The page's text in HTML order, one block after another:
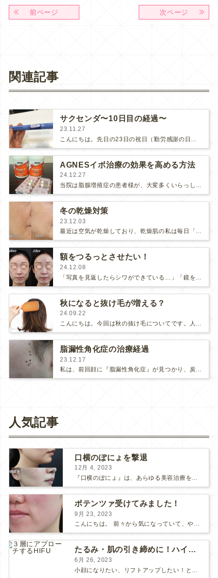
前ページ 次ページ
関連記事
サクセンダ〜10日目の経過〜
23.11.27
AGNESイボ治療の効果を高める方法
24.12.27
当院は脂腺増殖症の患者様が、大変多くいらっしゃいます。脂腺増殖症は、難治性のイボです。良性の腫瘍ですので、放っておいても平気です…
冬の乾燥対策
23.12.03
最近は空気が乾燥しており、乾燥肌の私は毎日「乾燥」と戦っています（笑）寒くて暖房もつけるので更に乾燥しますよね。乾燥しない保湿ク…
額をつるっとさせたい！
24.12.08
秋になると抜け毛が増える？
24.09.22
こんにちは。今回は秋の抜け毛についてです。人間の髪は、1日あたり50本から100本抜けますが、秋になるとさらに抜け毛が増えると言…
脂漏性角化症の治療経過
23.12.17
私は、前回顔に『脂漏性角化症』が見つかり、炭酸ガスレーザーの治療を受けました。その時のブログはこちらスタッフブログ>>…
人気記事
口横のぽにょを撃退
12月 4, 2023
『口横のぽにょ』は、あらゆる美容治療を行ってもなかなか良くならないことで有名ですね。 糸リフトは口横にフォーカスするのは難しいですし、ショッピングスレッドを毎月受けるにはコストがかかります… ...
ポテンツァ受けてみました！
9月 23, 2023
こんにちは。 前々から気になっていて、やってみたい！ と思っていたポテンツァが当院に導入され私も体験してみました♪ 施術をする看護師として、ポテンツァとは何かをお伝えできればいいなと思い...
たるみ・肌の引き締めに！ハイフとポテンツァどっちがいい？
6月 26, 2023